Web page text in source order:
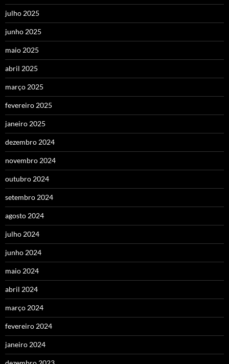
julho 2025
junho 2025
maio 2025
abril 2025
março 2025
fevereiro 2025
janeiro 2025
dezembro 2024
novembro 2024
outubro 2024
setembro 2024
agosto 2024
julho 2024
junho 2024
maio 2024
abril 2024
março 2024
fevereiro 2024
janeiro 2024